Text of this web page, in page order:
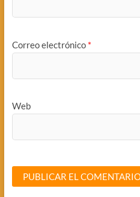
Correo electrónico *
Web